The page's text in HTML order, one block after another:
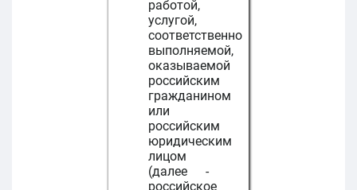
работой,
услугой,
соответственно
выполняемой,
оказываемой
российским
гражданином
или
российским
юридическим
лицом
(далее -
российское